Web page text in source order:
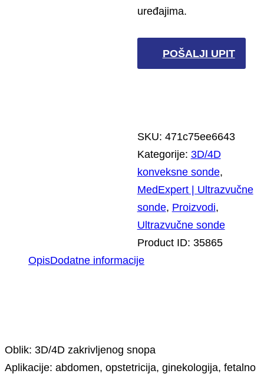
uređajima.
POŠALJI UPIT
SKU: 471c75ee6643
Kategorije: 3D/4D
konveksne sonde,
MedExpert | Ultrazvučne
sonde, Proizvodi,
Ultrazvučne sonde
Product ID: 35865
OpisDodatne informacije
Oblik: 3D/4D zakrivljenog snopa
Aplikacije: abdomen, opstetricija, ginekologija, fetalno